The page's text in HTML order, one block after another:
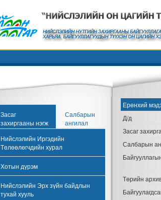
Засаг
захиргааны нэгж
Салбарын
ангилал
Нийслэлийн Иргэдийн
Төлөөлөгчдийн хурал
Хотын дүрэм
Нийслэлийн Эрх зүйн байдлын
тухай хууль
Ерөнхий
Д/д
Засаг
Салбарын
Төрийн